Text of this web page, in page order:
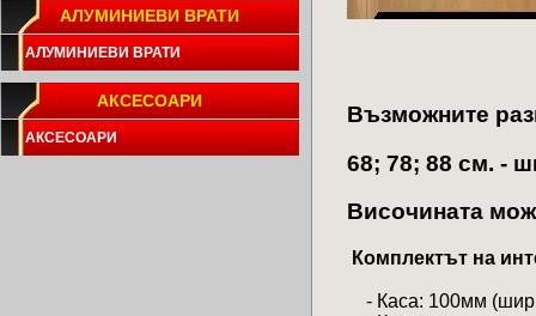
АЛУМИНИЕВИ ВРАТИ
АЛУМИНИЕВИ ВРАТИ
АКСЕСОАРИ
АКСЕСОАРИ
Bъзможните
68; 78; 88 см. -
Височината
Комплектът на
- Каса: 100мм